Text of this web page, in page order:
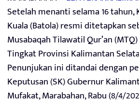
Setelah menanti selama 16
Kuala (Batola) resmi ditetapkan
Musabaqah Tilawatil Qur’an
Tingkat Provinsi Kalimantan
Penunjukan ini ditandai dengan
Keputusan (SK) Gubernur
Mufakat, Marabahan, Rabu (8/4/